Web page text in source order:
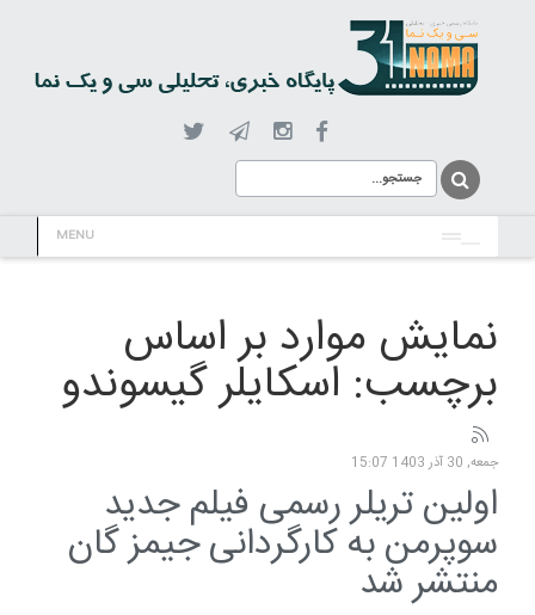
MENU
نمایش موارد بر اساس
برچسب: اسکایلر گیسوندو
جمعه, 30 آذر 1403 15:07
اولین تریلر رسمی فیلم جدید
سوپرمن به کارگردانی جیمز گان
منتشر شد